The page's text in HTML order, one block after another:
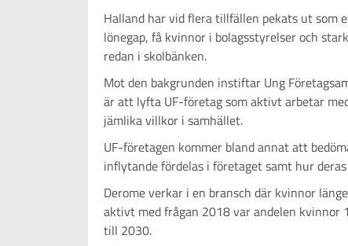
Halland har vid flera tillfällen pekats ut som
lönegap, få kvinnor i bolagsstyrelser och
redan i skolbänken.
Mot den bakgrunden instiftar Ung
är att lyfta UF-företag som aktivt arbetar
jämlika villkor i samhället.
UF-företagen kommer bland annat att
inflytande fördelas i företaget samt hur
Derome verkar i en bransch där kvinnor
aktivt med frågan 2018 var andelen kvinnor
till 2030.